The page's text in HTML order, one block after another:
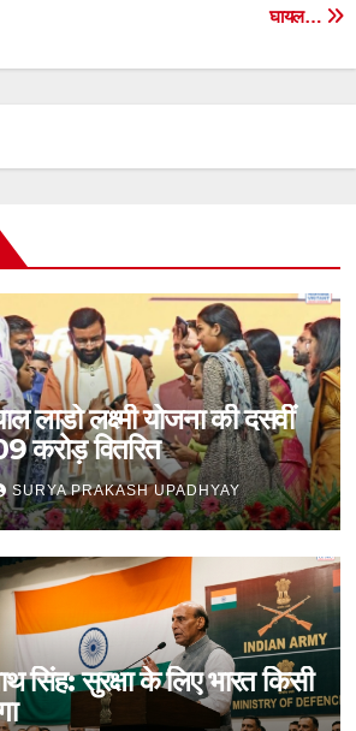
घायल…
लाडो लक्ष्मी योजना की दसवीं
करोड़ वितरित
SURYA PRAKASH UPADHYAY
सिंह: सुरक्षा के लिए भारत किसी